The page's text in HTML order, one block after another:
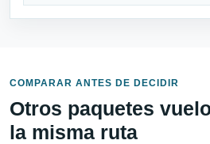
COMPARAR ANTES DE DECIDIR
Otros paquetes
la misma ruta